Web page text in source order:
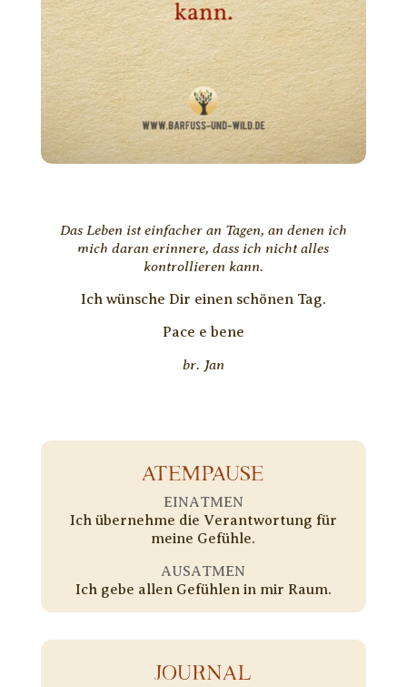
Das Leben ist einfacher an Tagen, an denen ich
mich daran erinnere, dass ich nicht alles
kontrollieren kann.
Ich wünsche Dir einen schönen Tag.
Pace e bene
br. Jan
ATEMPAUSE
EINATMEN
Ich übernehme die Verantwortung für
meine Gefühle.
AUSATMEN
Ich gebe allen Gefühlen in mir Raum.
JOURNAL